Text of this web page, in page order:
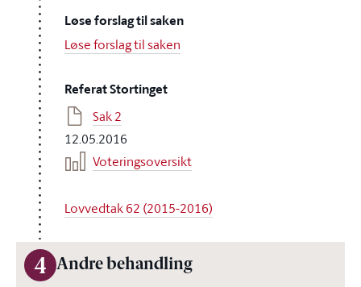
Løse forslag til saken
Løse forslag til saken
Referat Stortinget
Sak 2
12.05.2016
Voteringsoversikt
Lovvedtak 62 (2015-2016)
4 Andre behandling